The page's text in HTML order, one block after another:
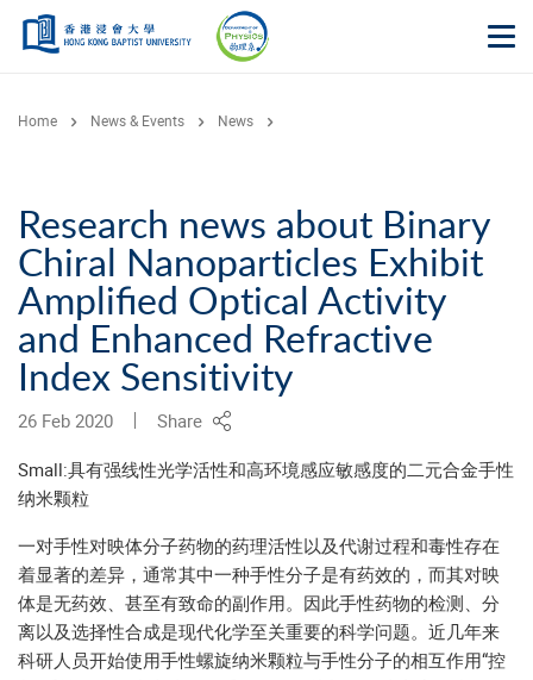
Skip to main content
Home News & Events News
Research news about Binary
Chiral Nanoparticles Exhibit
Amplified Optical Activity
and Enhanced Refractive
Index Sensitivity
26 Feb 2020 Share
Small:具有强线性光学活性和高环境感应敏感度的二元合金手性
纳米颗粒
一对手性对映体分子药物的药理活性以及代谢过程和毒性存在
着显著的差异，通常其中一种手性分子是有药效的，而其对映
体是无药效、甚至有致命的副作用。因此手性药物的检测、分
离以及选择性合成是现代化学至关重要的科学问题。近几年来
科研人员开始使用手性螺旋纳米颗粒与手性分子的相互作用“控